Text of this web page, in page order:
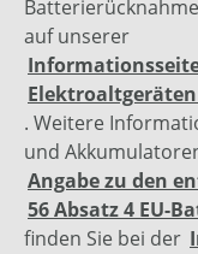
auf unserer
. Weitere
und
Angabe zu den
56 Absatz 4 EU-
finden Sie bei der